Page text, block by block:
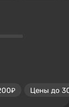
Цены до